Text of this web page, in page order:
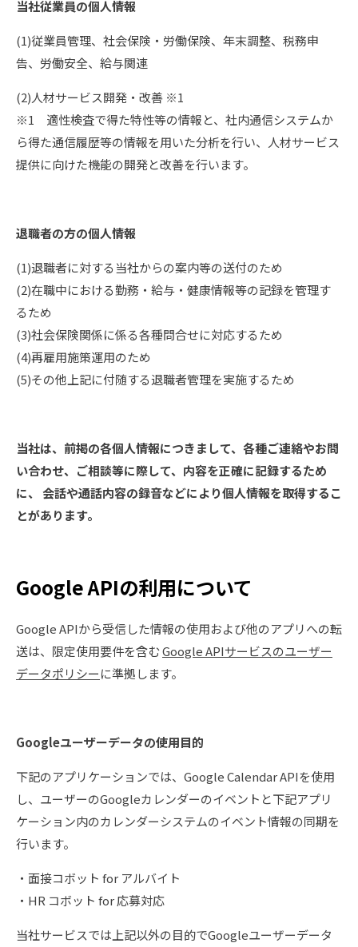
当社従業員の個人情報
(1)従業員管理、社会保険・労働保険、年末調整、税務申
告、労働安全、給与関連
(2)人材サービス開発・改善 ※1
※1 適性検査で得た特性等の情報と、社内通信システムか
ら得た通信履歴等の情報を用いた分析を行い、人材サービス
提供に向けた機能の開発と改善を行います。
退職者の方の個人情報
(1)退職者に対する当社からの案内等の送付のため
(2)在職中における勤務・給与・健康情報等の記録を管理す
るため
(3)社会保険関係に係る各種問合せに対応するため
(4)再雇用施策運用のため
(5)その他上記に付随する退職者管理を実施するため
当社は、前掲の各個人情報につきまして、各種ご連絡やお問
い合わせ、ご相談等に際して、内容を正確に記録するため
に、 会話や通話内容の録音などにより個人情報を取得するこ
とがあります。
Google APIの利用について
Google APIから受信した情報の使用および他のアプリへの転
送は、限定使用要件を含むGoogle APIサービスのユーザー
データポリシーに準拠します。
Googleユーザーデータの使用目的
下記のアプリケーションでは、Google Calendar APIを使用
し、ユーザーのGoogleカレンダーのイベントと下記アプリ
ケーション内のカレンダーシステムのイベント情報の同期を
行います。
・面接コボット for アルバイト
・HR コボット for 応募対応
当社サービスでは上記以外の目的でGoogleユーザーデータ